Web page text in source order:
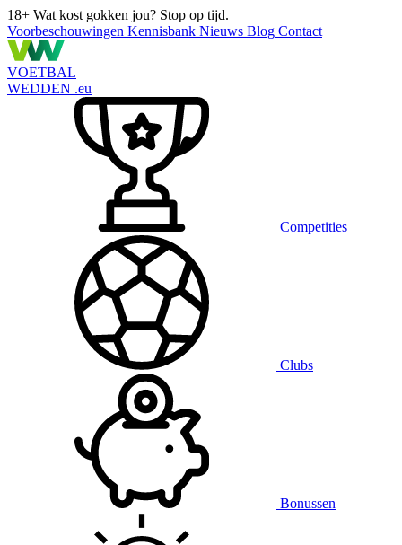
18+ Wat kost gokken jou? Stop op tijd.
Voorbeschouwingen Kennisbank Nieuws Blog Contact
VOETBAL
WEDDEN .eu
Competities
Clubs
Bonussen